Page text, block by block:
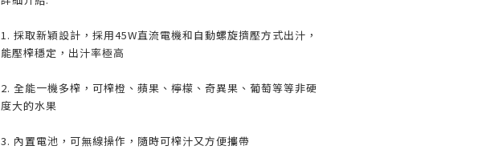
1. 採取新穎設計，採用45W直流電機和自動螺旋擠壓方式出汁，
能壓榨穩定，出汁率極高
2. 全能一機多榨，可榨橙、蘋果、檸檬、奇異果、葡萄等等非硬
度大的水果
3. 內置電池，可無線操作，隨時可榨汁又方便攜帶